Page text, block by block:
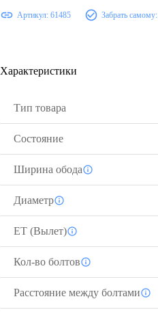
Артикул: 61485 Забрать самому:
Характеристики
Тип товара
Состояние
Ширина обода
Диаметр
ЕТ (Вылет)
Кол-во болтов
Расстояние между болтами